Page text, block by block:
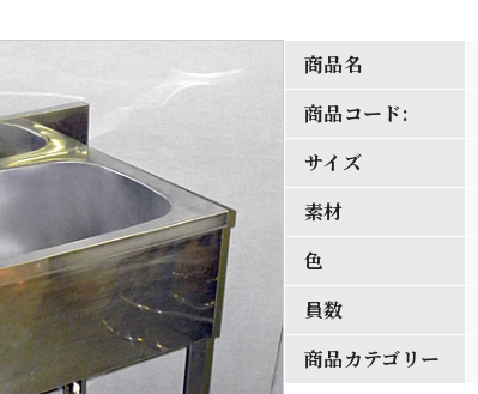
商品名
商品コード:
サイズ
素材
色
員数
商品カテゴリー